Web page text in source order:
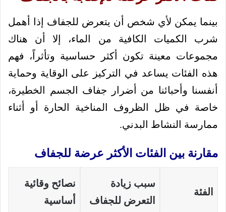
بينما يمكن لأي شخص أن يتعرض للجفاف إذا أهمل
شرب الكميات الكافية من الماء، إلا أن هناك
مجموعات معينة تكون أكثر حساسية وتأثراً، فهم
هذه الفئات يساعد في التركيز على الوقاية وحماية
أنفسنا وأحبائنا من أضرار جفاف الجسم الخطيرة،
خاصة في ظل الظروف المناخية الحارة أو أثناء
ممارسة النشاط البدني.
مقارنة بين الفئات الأكثر عرضة للجفاف
الفئة
سبب زيادة
التعرض للجفاف
نصائح وقائية
أساسية